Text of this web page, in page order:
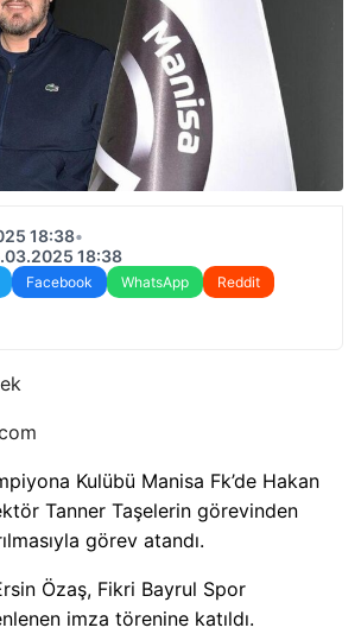
18:38•
18:38
Facebook WhatsApp
Reddit
Kulübü Manisa Fk’de Hakan
Tanner Taşelerin görevinden
görev atandı.
Özaş, Fikri Bayrul Spor
imza törenine katıldı.